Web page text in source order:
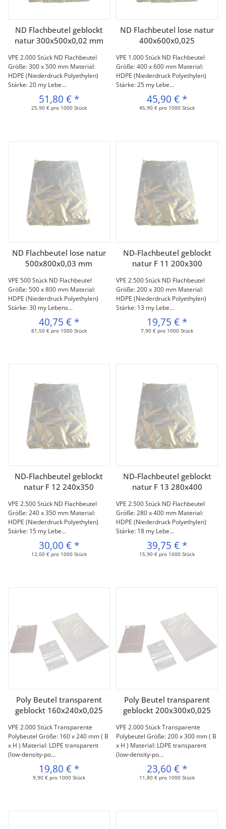
ND Flachbeutel geblockt
natur 300x500x0,02 mm
VPE 2.000 Stück ND Flachbeutel
Größe: 300 x 500 mm Material:
HDPE (Niederdruck Polyethylen)
Stärke: 20 my Lebe...
51,80 € *
25,90 € pro 1000 Stück
ND Flachbeutel lose natur
400x600x0,025
VPE 1.000 Stück ND Flachbeutel
Größe: 400 x 600 mm Material:
HDPE (Niederdruck Polyethylen)
Stärke: 25 my Lebe...
45,90 € *
45,90 € pro 1000 Stück
ND Flachbeutel lose natur
500x800x0,03 mm
VPE 500 Stück ND Flachbeutel
Größe: 500 x 800 mm Material:
HDPE (Niederdruck Polyethylen)
Stärke: 30 my Lebens...
40,75 € *
81,50 € pro 1000 Stück
ND-Flachbeutel geblockt
natur F 11 200x300
VPE 2.500 Stück ND Flachbeutel
Größe: 200 x 300 mm Material:
HDPE (Niederdruck Polyethylen)
Stärke: 13 my Lebe...
19,75 € *
7,90 € pro 1000 Stück
ND-Flachbeutel geblockt
natur F 12 240x350
VPE 2.500 Stück ND Flachbeutel
Größe: 240 x 350 mm Material:
HDPE (Niederdruck Polyethylen)
Stärke: 15 my Lebe...
30,00 € *
12,00 € pro 1000 Stück
ND-Flachbeutel geblockt
natur F 13 280x400
VPE 2.500 Stück ND Flachbeutel
Größe: 280 x 400 mm Material:
HDPE (Niederdruck Polyethylen)
Stärke: 18 my Lebe...
39,75 € *
15,90 € pro 1000 Stück
Poly Beutel transparent
geblockt 160x240x0,025
VPE 2.000 Stück Transparente
Polybeutel Größe: 160 x 240 mm ( B
x H ) Material: LDPE transparent
(low-density-po...
19,80 € *
9,90 € pro 1000 Stück
Poly Beutel transparent
geblockt 200x300x0,025
VPE 2.000 Stück Transparente
Polybeutel Größe: 200 x 300 mm ( B
x H ) Material: LDPE transparent
(low-density-po...
23,60 € *
11,80 € pro 1000 Stück